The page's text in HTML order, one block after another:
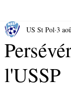
l'USSP
US St Pol 3